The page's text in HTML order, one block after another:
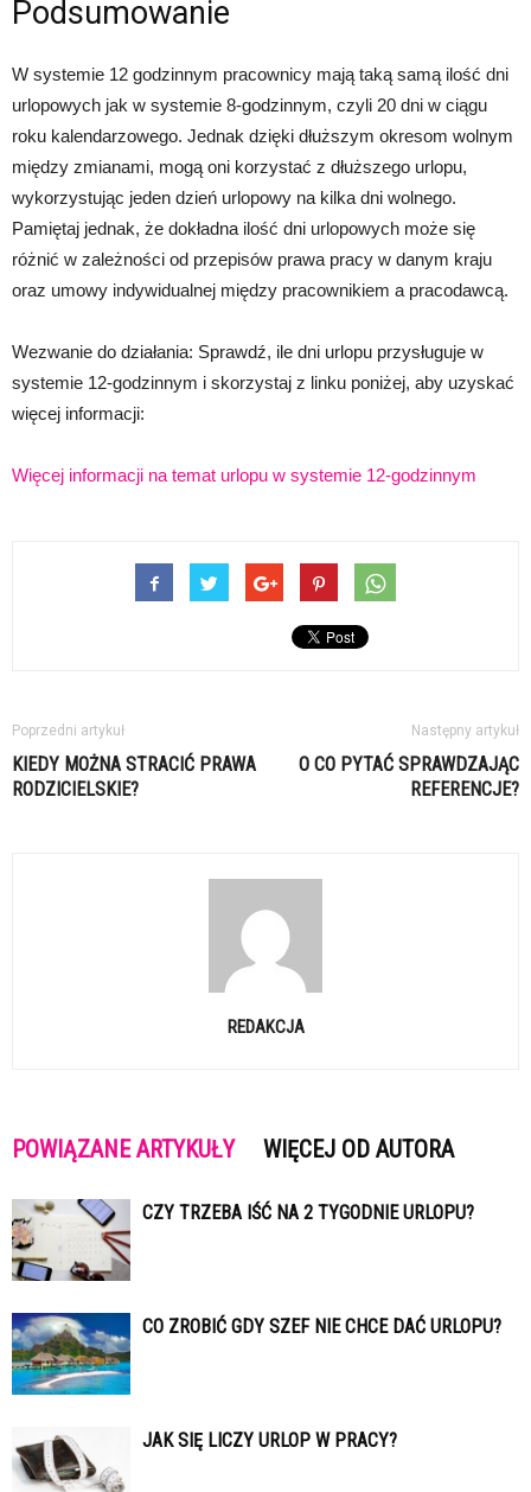
Podsumowanie
W systemie 12 godzinnym pracownicy mają taką samą ilość dni
urlopowych jak w systemie 8-godzinnym, czyli 20 dni w ciągu
roku kalendarzowego. Jednak dzięki dłuższym okresom wolnym
między zmianami, mogą oni korzystać z dłuższego urlopu,
wykorzystując jeden dzień urlopowy na kilka dni wolnego.
Pamiętaj jednak, że dokładna ilość dni urlopowych może się
różnić w zależności od przepisów prawa pracy w danym kraju
oraz umowy indywidualnej między pracownikiem a pracodawcą.
Wezwanie do działania: Sprawdź, ile dni urlopu przysługuje w
systemie 12-godzinnym i skorzystaj z linku poniżej, aby uzyskać
więcej informacji:
Więcej informacji na temat urlopu w systemie 12-godzinnym
Poprzedni artykuł
KIEDY MOŻNA STRACIĆ PRAWA
RODZICIELSKIE?
Następny artykuł
O CO PYTAĆ SPRAWDZAJĄC
REFERENCJE?
REDAKCJA
POWIĄZANE ARTYKUŁY WIĘCEJ OD AUTORA
CZY TRZEBA IŚĆ NA 2 TYGODNIE URLOPU?
CO ZROBIĆ GDY SZEF NIE CHCE DAĆ URLOPU?
JAK SIĘ LICZY URLOP W PRACY?